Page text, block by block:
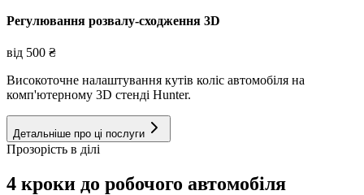
Регулювання розвалу-сходження 3D
від 500 ₴
Високоточне налаштування кутів коліс автомобіля на
комп'ютерному 3D стенді Hunter.
Детальніше про ці послуги
Прозорість в ділі
4 кроки до робочого автомобіля